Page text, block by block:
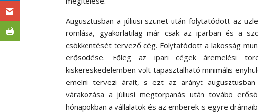
Augusztusban a júliusi szünet után folytatódott az
romlása, gyakorlatilag már csak az iparban és a
csökkentését tervező cég. Folytatódott a lakosság
erősödése. Főleg az ipari cégek áremelési
kiskereskedelemben volt tapasztalható minimális
emelni tervezi árait, s ezt az arányt
várakozása a júliusi megtorpanás után tovább
hónapokban a vállalatok és az emberek is egyre